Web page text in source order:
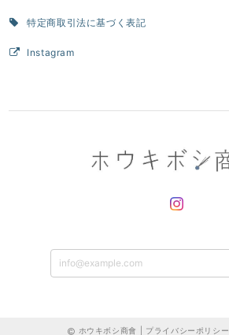
特定商取引法に基づく表記
Instagram
ホウキボシ商會 | プライバシーポリシー